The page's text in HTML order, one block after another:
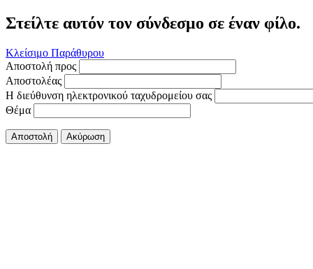
Στείλτε αυτόν τον σύνδεσμο σε έναν φίλο.
Κλείσιμο Παράθυρου
Αποστολή προς
Αποστολέας
Η διεύθυνση ηλεκτρονικού ταχυδρομείου σας
Θέμα
Αποστολή Ακύρωση